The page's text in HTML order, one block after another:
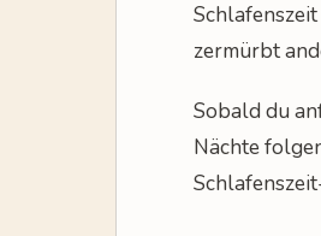
zermürbt
Sobald du
Nächte